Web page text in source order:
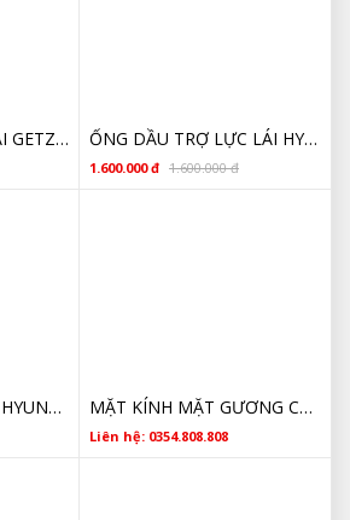
LOGO CHỮ HYUNDAI GETZ CHÍNH HÃNG 863201C000 GIÁ RẺ ỐNG DẦU TRỢ LỰC LÁI HYUNDAI GETZ 575101C850 CHÍNH HÃNG
1.600.000 đ 1.600.000 đ
TUY Ô TRỢ LỰC LÁI HYUNDAI GETZ CHÍNH HÃNG GIÁ RẺ 575101C580 MẶT KÍNH MẶT GƯƠNG CHIẾU HẬU HYUNDAI GETZ 2006 2007 2008 2009 2010 2011 876211C700 CHÍNH HÃNG
Liên hệ: 0354.808.808